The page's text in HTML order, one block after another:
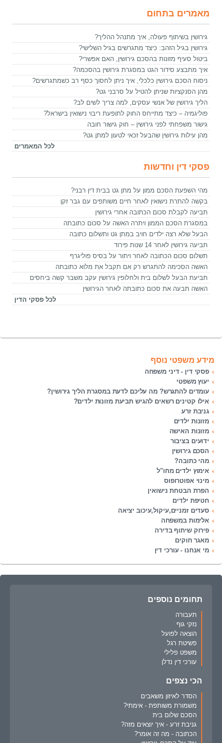
מאמרים בתחום
גירושין בשיתוף פעולה, איך מתנהל ההליך?
גירושין בגיל הזהב: כיצד מתגרשים בגיל השלישי?
ביטול סעיף מזונות בהסכם גירושין, האם אפשרי?
איך מתבצע סידור הגט במסגרת גירושין בהסכמה?
ניסוח הסכם גירושין כלכלי, איך ניתן לחסוך כסף רב כשמתגרשים?
מהן הסנקציות שניתן להטיל על סרבני גט?
הליך גירושין של אנשי עסקים, למה צריך לשים לב?
פוליגמיה – כיצד מתייחס החוק לתופעת ריבוי נישואין בישראל?
גישור משפחתי לפני גירושין – חוק גישור חובה
מהן עילות גירושין שהבעל זכאי לטעון למתן גט?
לכל המאמרים
פסקי דין וחדשות
מהי השפעת הסכם ממון על מתן גט בבית דין רבני?
בקשה להתרת נישואין לאחר חיים משותפים עם גבר זקן
תביעה לקבלת סכום הכתובה אחרי גירושין
במסגרת הסכם הממון ויתרה האשה על סכום כתובתה
הבעל שלא רצה ילדים חויב במתן גט ותשלום כתובה
תביעה גירושין לאחר 14 שנות פירוד
תשלום סכום הכתובה לאחר ויתור על בסיס פוליגרף
האשה הסכימה להתגרש רק אם תקבל את מלוא כתובתה
תביעת הבעל לשלום בית ולחלופין גירושין עקב משבר קשה ביחסים
האשה תבעה את סכום כתובתה לאחר הגירושין
לכל פסקי הדין
מידע משפטי נוסף
פסקי דין - דיני משפחה
יעוץ משפטי
עומדים להתגרש? מה עליכם לדעת במסגרת הליך גירושין?
אילו קטינים רשאים להגיש תביעת מזונות ילדים?
גניבת זרע
מזונות ילדים
מזונות האישה
ידועים בציבור
הסכם גירושין
מהי כתובה?
אימוץ ילדים מחו"ל
מינוי אפוטרופוס
הפרת הבטחת נישואין
חטיפת ילדים
סעדים זמניים,עיקול,עיכוב יציאה
אלימות במשפחה
פירוק שיתוף בדירה
מאגר חוקים
מי אנחנו - עורכי דין
תחומים נוספים
תעבורה
נזקי גוף
הוצאה לפועל
פשיטת רגל
משפט פלילי
עורכי דין נדלן
הכי נצפים
הסדר לאיזון משאבים
משמורת משותפת - אימתי?
הסכם שלום בית
גניבת זרע - איך יוצאים מזה?
הכתובה - מה זה אומר?